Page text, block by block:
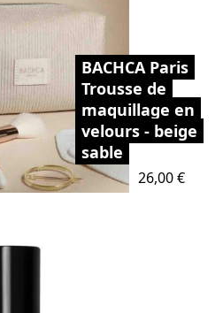
BACHCA Paris
Trousse de
maquillage en
velours - beige
sable
Prix
26,00 €